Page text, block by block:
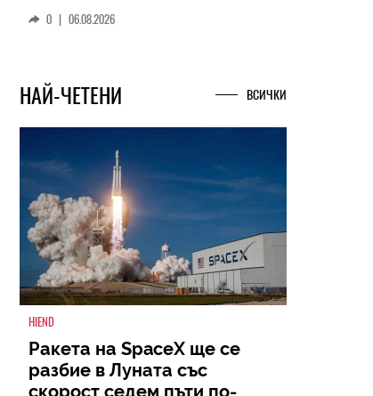
Ultra – ново име, познато
НАЙ-ЧЕТЕНИ
HIEND